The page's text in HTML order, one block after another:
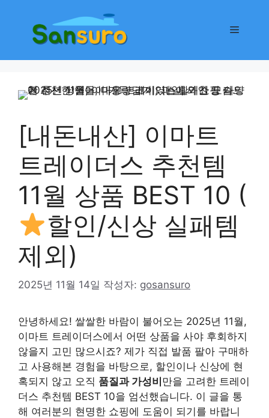
메
[내돈내산] 이마트
트레이더스 추천템
11월 상품 BEST 10 (
할인/신상 실패템
제외)
2025년 11월 14일 작성자: gosansuro
안녕하세요! 쌀쌀한 바람이 불어오는 2025년 11월,
이마트 트레이더스에서 어떤 상품을 사야 후회하지
않을지 고민 많으시죠? 제가 직접 발품 팔아 구매하
고 사용해본 경험을 바탕으로, 할인이나 신상에 현
혹되지 않고 오직 품질과 가성비만을 고려한 트레이
더스 추천템 BEST 10을 엄선했습니다. 이 글을 통
해 여러분의 현명한 쇼핑에 도움이 되기를 바랍니